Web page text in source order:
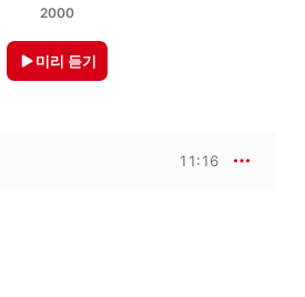
2000
미리 듣기
11:16